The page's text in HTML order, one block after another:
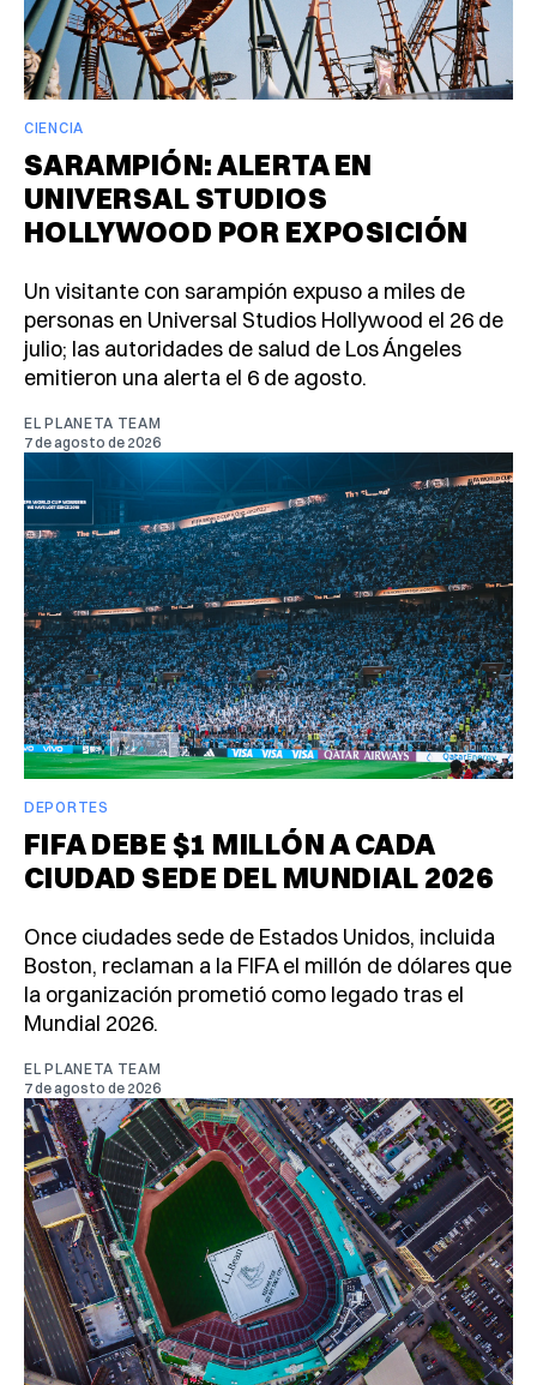
CIENCIA
SARAMPIÓN: ALERTA EN
UNIVERSAL STUDIOS
HOLLYWOOD POR EXPOSICIÓN
Un visitante con sarampión expuso a miles de
personas en Universal Studios Hollywood el 26 de
julio; las autoridades de salud de Los Ángeles
emitieron una alerta el 6 de agosto.
EL PLANETA TEAM
7 de agosto de 2026
DEPORTES
FIFA DEBE $1 MILLÓN A CADA
CIUDAD SEDE DEL MUNDIAL 2026
Once ciudades sede de Estados Unidos, incluida
Boston, reclaman a la FIFA el millón de dólares que
la organización prometió como legado tras el
Mundial 2026.
EL PLANETA TEAM
7 de agosto de 2026